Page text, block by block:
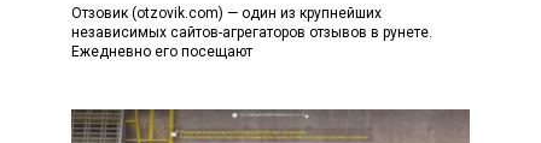
Отзовик (otzovik.com) — один из крупнейших
независимых сайтов-агрегаторов отзывов в рунете.
Ежедневно его посещают